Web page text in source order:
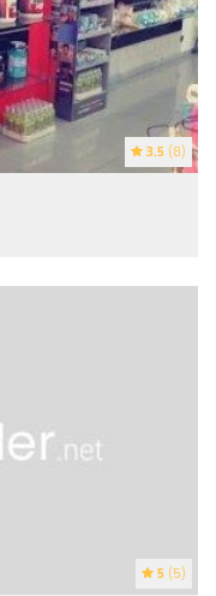
3.5 (8)
5 (5)